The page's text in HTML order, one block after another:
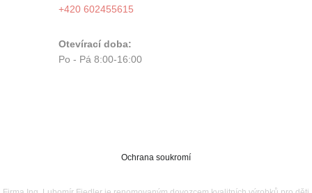
+420 602455615
Otevírací doba:
Po - Pá 8:00-16:00
Ochrana soukromí